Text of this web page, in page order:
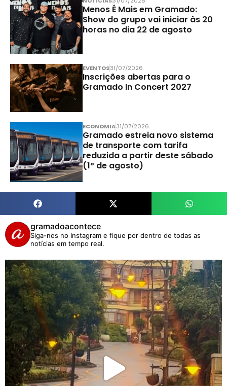
Menos É Mais em Gramado:
Show do grupo vai iniciar às 20
horas no dia 22 de agosto
EVENTOS31/07/2026
Inscrições abertas para o
Gramado In Concert 2027
ECONOMIA31/07/2026
Gramado estreia novo sistema
de transporte com tarifa
reduzida a partir deste sábado
(1º de agosto)
gramadoacontece
Siga-nos no Instagram e fique por dentro de todas as
notícias em tempo real.